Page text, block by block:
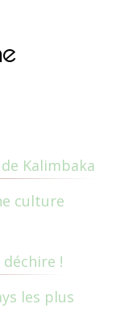
Kalimbaka
culture
!
les plus